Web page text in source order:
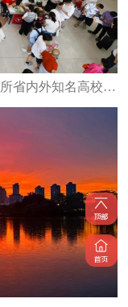
2026高招现场咨询会26日上午举行 近百所省内外知名高校齐聚泉州